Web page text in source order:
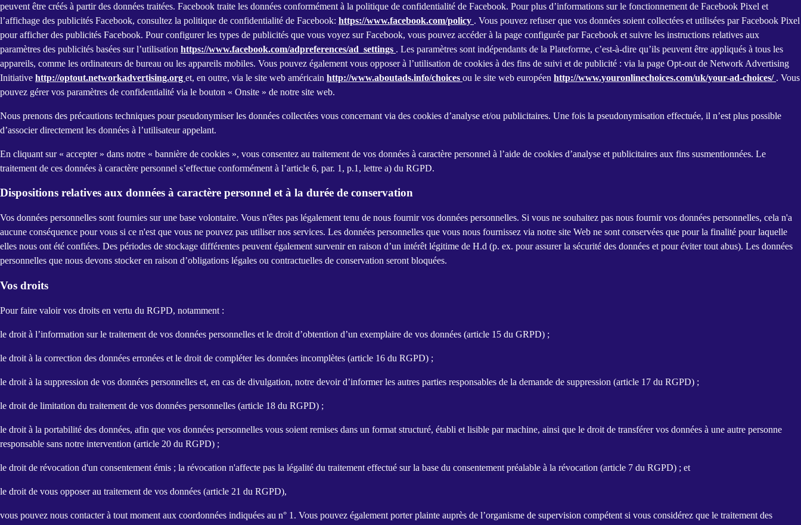
peuvent être créés à partir des données traitées. Facebook traite les données conformément à la politique de confidentialité de Facebook. Pour plus d’informations sur le fonctionnement de Facebook Pixel et
l’affichage des publicités Facebook, consultez la politique de confidentialité de Facebook: https://www.facebook.com/policy . Vous pouvez refuser que vos données soient collectées et utilisées par Facebook Pixel
pour afficher des publicités Facebook. Pour configurer les types de publicités que vous voyez sur Facebook, vous pouvez accéder à la page configurée par Facebook et suivre les instructions relatives aux
paramètres des publicités basées sur l’utilisation https://www.facebook.com/adpreferences/ad_settings . Les paramètres sont indépendants de la Plateforme, c’est-à-dire qu’ils peuvent être appliqués à tous les
appareils, comme les ordinateurs de bureau ou les appareils mobiles. Vous pouvez également vous opposer à l’utilisation de cookies à des fins de suivi et de publicité : via la page Opt-out de Network Advertising
Initiative http://optout.networkadvertising.org et, en outre, via le site web américain http://www.aboutads.info/choices ou le site web européen http://www.youronlinechoices.com/uk/your-ad-choices/ . Vous
pouvez gérer vos paramètres de confidentialité via le bouton « Onsite » de notre site web.
Nous prenons des précautions techniques pour pseudonymiser les données collectées vous concernant via des cookies d’analyse et/ou publicitaires. Une fois la pseudonymisation effectuée, il n’est plus possible
d’associer directement les données à l’utilisateur appelant.
En cliquant sur « accepter » dans notre « bannière de cookies », vous consentez au traitement de vos données à caractère personnel à l’aide de cookies d’analyse et publicitaires aux fins susmentionnées. Le
traitement de ces données à caractère personnel s’effectue conformément à l’article 6, par. 1, p.1, lettre a) du RGPD.
Dispositions relatives aux données à caractère personnel et à la durée de conservation
Vos données personnelles sont fournies sur une base volontaire. Vous n'êtes pas légalement tenu de nous fournir vos données personnelles. Si vous ne souhaitez pas nous fournir vos données personnelles, cela n'a
aucune conséquence pour vous si ce n'est que vous ne pouvez pas utiliser nos services. Les données personnelles que vous nous fournissez via notre site Web ne sont conservées que pour la finalité pour laquelle
elles nous ont été confiées. Des périodes de stockage différentes peuvent également survenir en raison d’un intérêt légitime de H.d (p. ex. pour assurer la sécurité des données et pour éviter tout abus). Les données
personnelles que nous devons stocker en raison d’obligations légales ou contractuelles de conservation seront bloquées.
Vos droits
Pour faire valoir vos droits en vertu du RGPD, notamment :
le droit à l’information sur le traitement de vos données personnelles et le droit d’obtention d’un exemplaire de vos données (article 15 du GRPD) ;
le droit à la correction des données erronées et le droit de compléter les données incomplètes (article 16 du RGPD) ;
le droit à la suppression de vos données personnelles et, en cas de divulgation, notre devoir d’informer les autres parties responsables de la demande de suppression (article 17 du RGPD) ;
le droit de limitation du traitement de vos données personnelles (article 18 du RGPD) ;
le droit à la portabilité des données, afin que vos données personnelles vous soient remises dans un format structuré, établi et lisible par machine, ainsi que le droit de transférer vos données à une autre personne
responsable sans notre intervention (article 20 du RGPD) ;
le droit de révocation d'un consentement émis ; la révocation n'affecte pas la légalité du traitement effectué sur la base du consentement préalable à la révocation (article 7 du RGPD) ; et
le droit de vous opposer au traitement de vos données (article 21 du RGPD),
vous pouvez nous contacter à tout moment aux coordonnées indiquées au n° 1. Vous pouvez également porter plainte auprès de l’organisme de supervision compétent si vous considérez que le traitement des